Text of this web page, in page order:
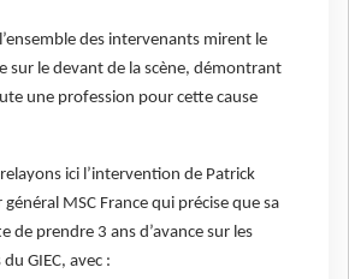
des intervenants mirent le
sur le devant de la scène, démontrant
une profession pour cette cause
ici l’intervention de Patrick
MSC France qui précise que sa
de prendre 3 ans d’avance sur les
GIEC, avec :